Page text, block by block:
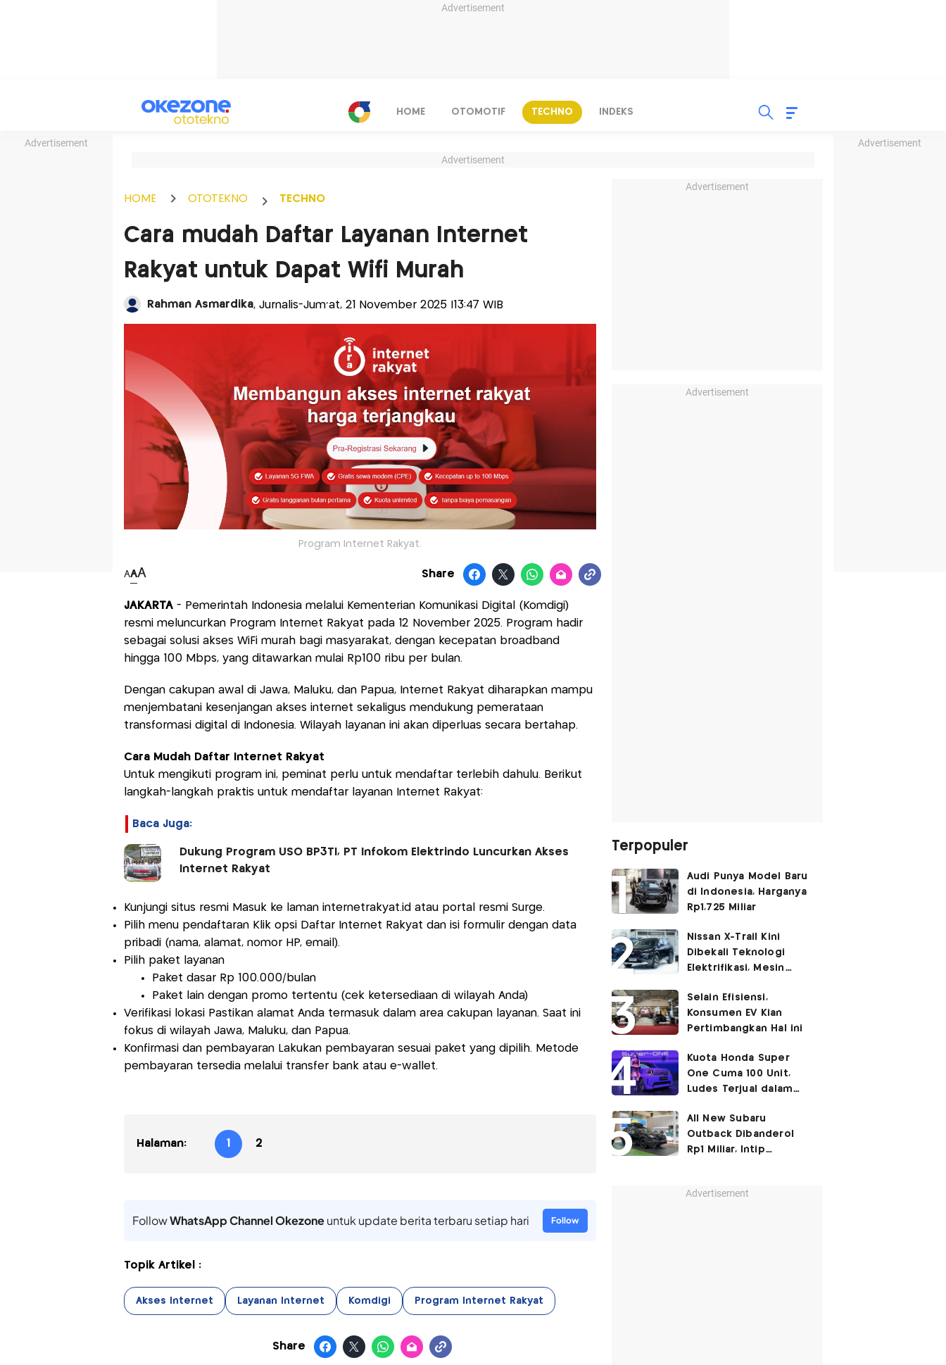
Advertisement
Advertisement Advertisement
HOME OTOMOTIF TECHNO INDEKS
Advertisement
HOME OTOTEKNO TECHNO
Cara mudah Daftar Layanan Internet
Rakyat untuk Dapat Wifi Murah
Rahman Asmardika, Jurnalis-Jum'at, 21 November 2025 |13:47 WIB
Program Internet Rakyat.
AAA Share
JAKARTA - Pemerintah Indonesia melalui Kementerian Komunikasi Digital (Komdigi)
resmi meluncurkan Program Internet Rakyat pada 12 November 2025. Program hadir
sebagai solusi akses WiFi murah bagi masyarakat, dengan kecepatan broadband
hingga 100 Mbps, yang ditawarkan mulai Rp100 ribu per bulan.
Dengan cakupan awal di Jawa, Maluku, dan Papua, Internet Rakyat diharapkan mampu
menjembatani kesenjangan akses internet sekaligus mendukung pemerataan
transformasi digital di Indonesia. Wilayah layanan ini akan diperluas secara bertahap.
Cara Mudah Daftar Internet Rakyat
Untuk mengikuti program ini, peminat perlu untuk mendaftar terlebih dahulu. Berikut
langkah-langkah praktis untuk mendaftar layanan Internet Rakyat:
Baca Juga:
Dukung Program USO BP3TI, PT Infokom Elektrindo Luncurkan Akses
Internet Rakyat
Kunjungi situs resmi Masuk ke laman internetrakyat.id atau portal resmi Surge.
Pilih menu pendaftaran Klik opsi Daftar Internet Rakyat dan isi formulir dengan data
pribadi (nama, alamat, nomor HP, email).
Pilih paket layanan
Paket dasar Rp 100.000/bulan
Paket lain dengan promo tertentu (cek ketersediaan di wilayah Anda)
Verifikasi lokasi Pastikan alamat Anda termasuk dalam area cakupan layanan. Saat ini
fokus di wilayah Jawa, Maluku, dan Papua.
Konfirmasi dan pembayaran Lakukan pembayaran sesuai paket yang dipilih. Metode
pembayaran tersedia melalui transfer bank atau e-wallet.
Halaman: 1 2
FollowWhatsApp Channel Okezoneuntuk update berita terbaru setiap hari Follow
Topik Artikel :
Akses Internet Layanan Internet Komdigi Program Internet Rakyat
Share
Advertisement
Advertisement
Terpopuler
Audi Punya Model Baru
di Indonesia, Harganya
Rp1,725 Miliar
Nissan X-Trail Kini
Dibekali Teknologi
Elektrifikasi, Mesin
Selain Efisiensi,
Konsumen EV Kian
Pertimbangkan Hal ini
Kuota Honda Super
One Cuma 100 Unit,
Ludes Terjual dalam
All New Subaru
Outback Dibanderol
Rp1 Miliar, Intip
Advertisement